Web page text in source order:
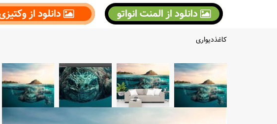
دانلود از المنت انواتو
دانلود از
کاغذدیواری